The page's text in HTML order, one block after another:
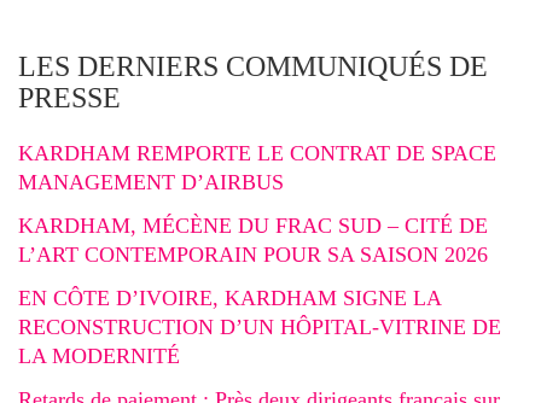
LES DERNIERS COMMUNIQUÉS DE
PRESSE
KARDHAM REMPORTE LE CONTRAT DE SPACE
MANAGEMENT D’AIRBUS
KARDHAM, MÉCÈNE DU FRAC SUD – CITÉ DE
L’ART CONTEMPORAIN POUR SA SAISON 2026
EN CÔTE D’IVOIRE, KARDHAM SIGNE LA
RECONSTRUCTION D’UN HÔPITAL-VITRINE DE
LA MODERNITÉ